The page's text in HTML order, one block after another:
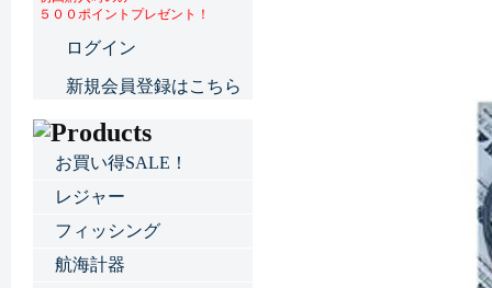
５００ポイントプレゼント！
ログイン
新規会員登録はこちら
お買い得SALE！
レジャー
フィッシング
航海計器